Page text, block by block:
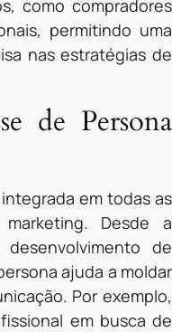
como compradores
permitindo uma
nas estratégias de
de Persona
em todas as
Desde a
de
ajuda a moldar
Por exemplo,
em busca de